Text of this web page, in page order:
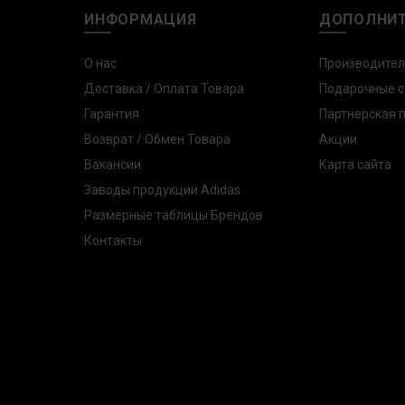
ИНФОРМАЦИЯ
О нас
Доставка / Оплата Товара
Гарантия
Возврат / Обмен Товара
Вакансии
Заводы продукции Adidas
Размерные таблицы Брендов
Контакты
Подарочные
Партнерская
Акции
Карта сайта